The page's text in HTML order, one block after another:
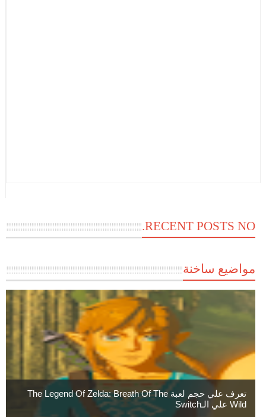
RECENT POSTS NO.
مواضيع ساخنة
تعرف علي حجم لعبة The Legend Of Zelda: Breath Of The
Wild علي الـSwitch